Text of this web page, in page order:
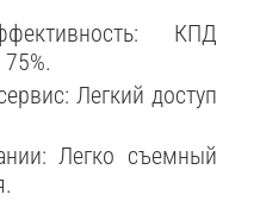
КПД
Легкий доступ
Легко съемный